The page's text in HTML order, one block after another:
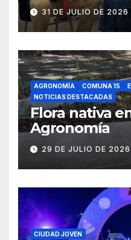
31 DE JULIO DE 2026
AGRONOMÍA COMUNA 15
NOTICIAS DESTACADAS
Flora nativa
Agronomía
29 DE JULIO DE 2026
CIUDAD JOVEN